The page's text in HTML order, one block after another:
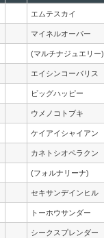
エムテスカイ
マイネルオーパー
(マルチナジュエリー)
エイシンコーバリス
ビッグハッピー
ウメノコトブキ
ケイアイシャイアン
カネトシオペラクン
(フォルナリーナ)
セキサンデインヒル
トーホウサンダー
シークスプレンダー